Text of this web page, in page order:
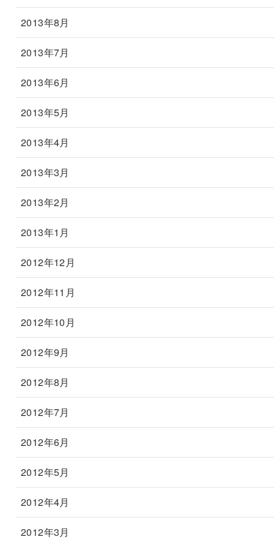
2013年8月
2013年7月
2013年6月
2013年5月
2013年4月
2013年3月
2013年2月
2013年1月
2012年12月
2012年11月
2012年10月
2012年9月
2012年8月
2012年7月
2012年6月
2012年5月
2012年4月
2012年3月